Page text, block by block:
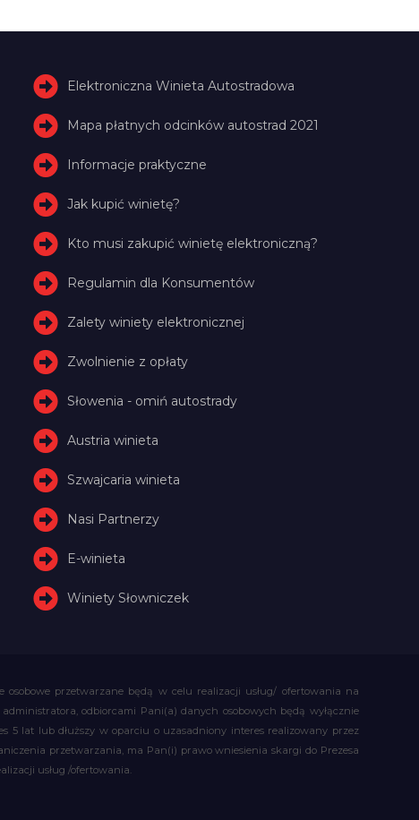
Elektroniczna Winieta Autostradowa
Mapa płatnych odcinków autostrad 2021
Informacje praktyczne
Jak kupić winietę?
Kto musi zakupić winietę elektroniczną?
Regulamin dla Konsumentów
Zalety winiety elektronicznej
Zwolnienie z opłaty
Słowenia - omiń autostrady
Austria winieta
Szwajcaria winieta
Nasi Partnerzy
E-winieta
Winiety Słowniczek
osobowe przetwarzane będą w celu realizacji usług/ ofertowania na
odbiorcami Pani(a) danych osobowych będą wyłącznie
5 lat lub dłuższy w oparciu o uzasadniony interes realizowany przez
przetwarzania, ma Pan(i) prawo wniesienia skargi do Prezesa
usług /ofertowania.